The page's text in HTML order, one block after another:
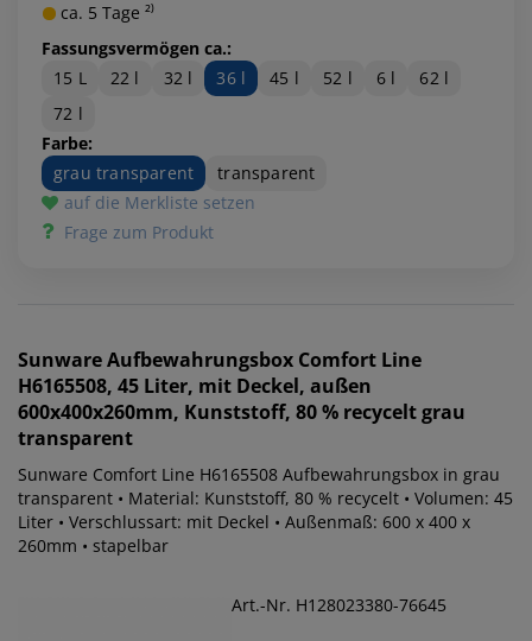
ca. 5 Tage ²⁾
Fassungsvermögen ca.:
15 L
22 l 32 l 36 l 45 l 52 l 6 l
62 l
72 l
Farbe:
grau transparent
transparent
auf die Merkliste setzen
Frage zum Produkt
SunwareAufbewahrungsbox Comfort Line
H6165508, 45 Liter, mit Deckel, außen
600x400x260mm, Kunststoff, 80 % recycelt grau
transparent
Sunware Comfort Line H6165508 Aufbewahrungsbox in grau
transparent • Material: Kunststoff, 80 % recycelt • Volumen: 45
Liter • Verschlussart: mit Deckel • Außenmaß: 600 x 400 x
260mm • stapelbar
Art.-Nr. H128023380-76645